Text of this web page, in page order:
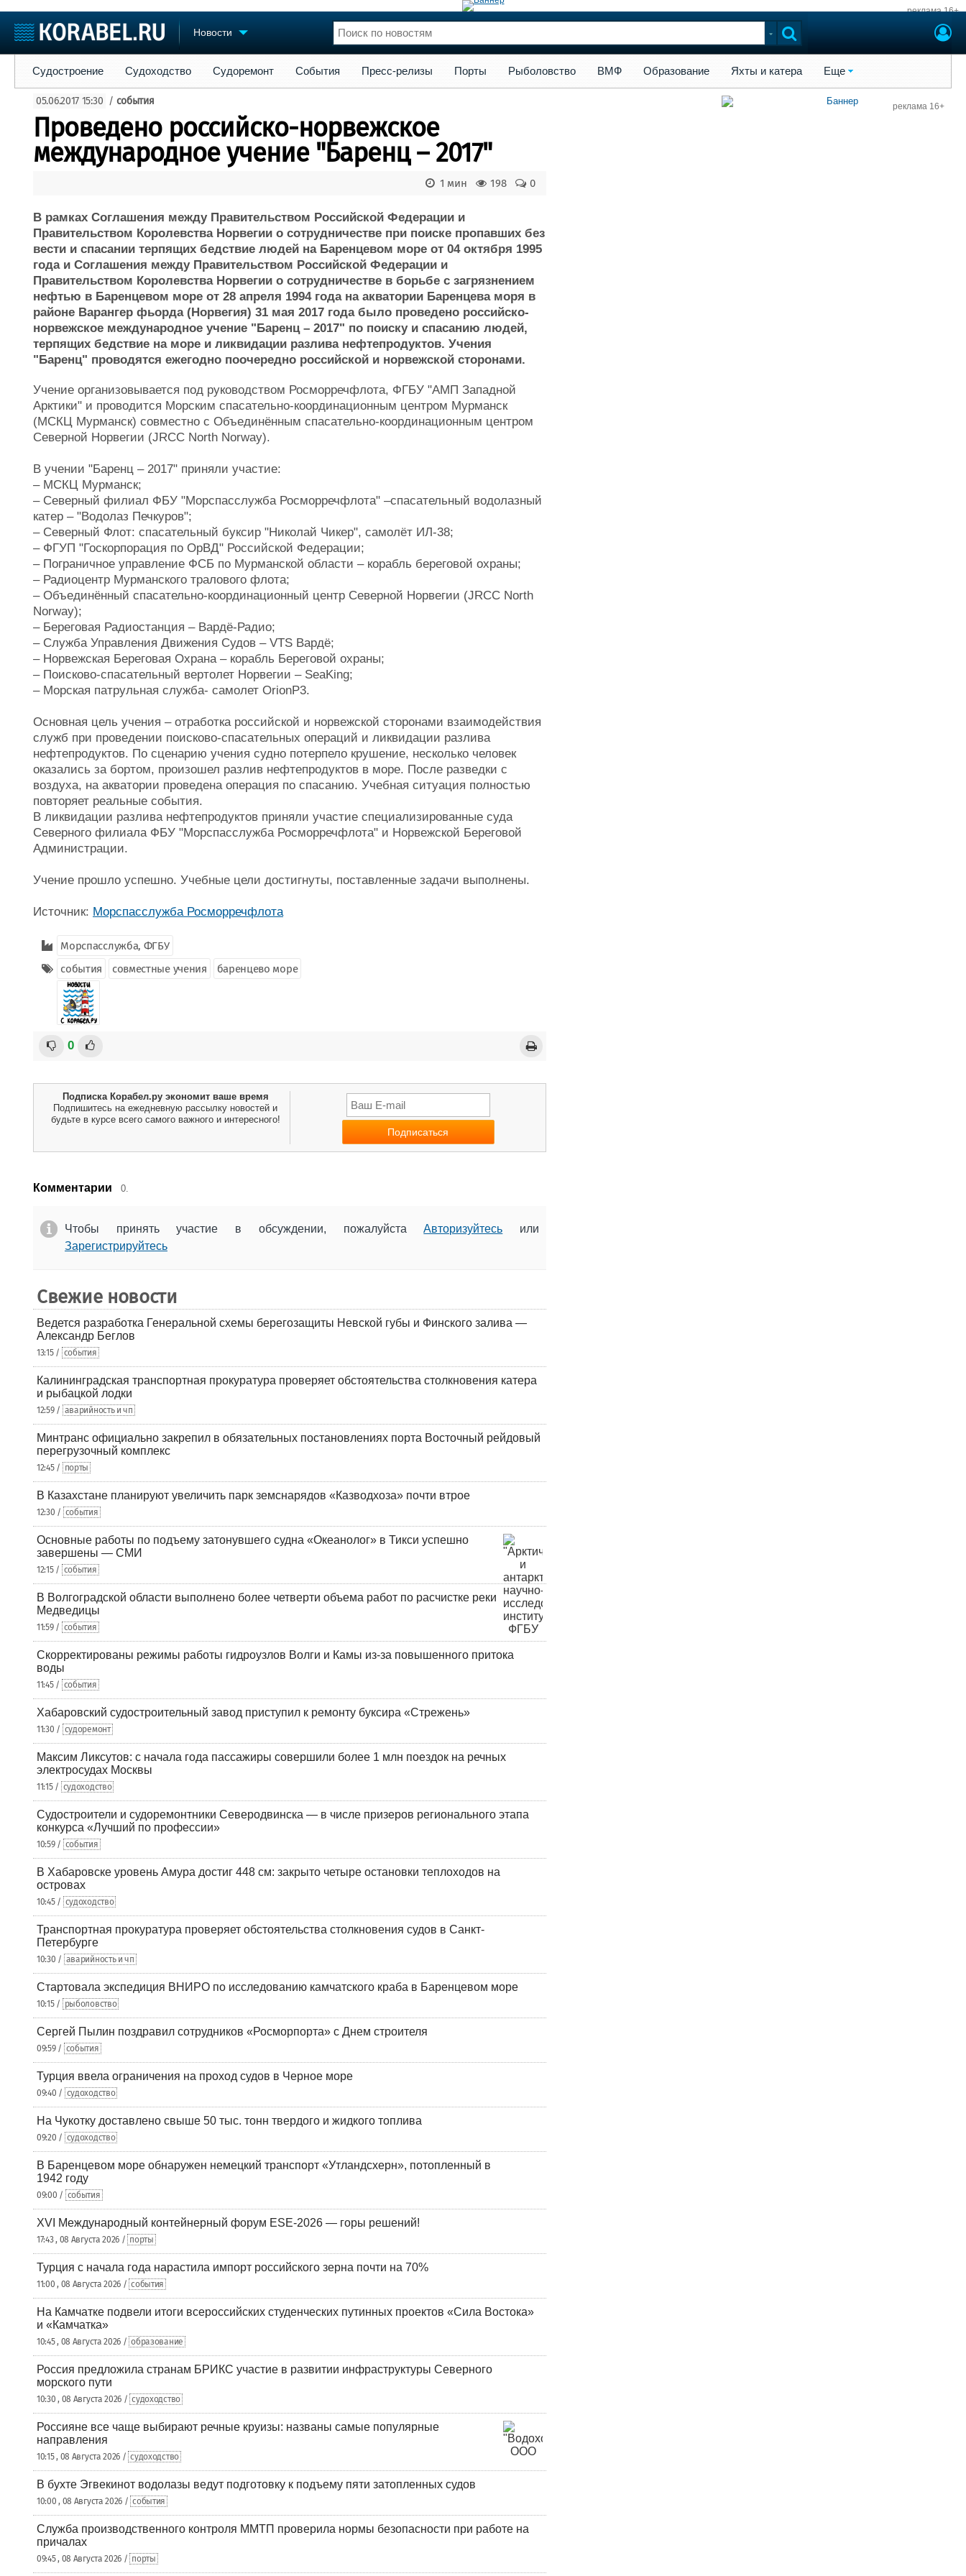
реклама 16+
Новости
Судостроение
Пульс
Новости
Компании
Репутация
Журнал
Реклама
Торговая площадка
Доска объявлений
Продажа флота
Оборудование
Изделия
Конференции
Личности
Словарь
Флот
Форум
Отзывы
Все службы
Судостроение Судоходство Судоремонт События Пресс-релизы Порты Рыболовство ВМФ Образование Яхты и катера Еще
05.06.2017 15:30 / события
Проведено российско-норвежское
международное учение "Баренц – 2017"
0
198
1 мин
В рамках Соглашения между Правительством Российской Федерации и
Правительством Королевства Норвегии о сотрудничестве при поиске пропавших без
вести и спасании терпящих бедствие людей на Баренцевом море от 04 октября 1995
года и Соглашения между Правительством Российской Федерации и
Правительством Королевства Норвегии о сотрудничестве в борьбе с загрязнением
нефтью в Баренцевом море от 28 апреля 1994 года на акватории Баренцева моря в
районе Варангер фьорда (Норвегия) 31 мая 2017 года было проведено российско-
норвежское международное учение "Баренц – 2017" по поиску и спасанию людей,
терпящих бедствие на море и ликвидации разлива нефтепродуктов. Учения
"Баренц" проводятся ежегодно поочередно российской и норвежской сторонами.
Учение организовывается под руководством Росморречфлота, ФГБУ "АМП Западной
Арктики" и проводится Морским спасательно-координационным центром Мурманск
(МСКЦ Мурманск) совместно с Объединённым спасательно-координационным центром
Северной Норвегии (JRCC North Norway).
В учении "Баренц – 2017" приняли участие:
– МСКЦ Мурманск;
– Северный филиал ФБУ "Морспасслужба Росморречфлота" –спасательный водолазный
катер – "Водолаз Печкуров";
– Северный Флот: спасательный буксир "Николай Чикер", самолёт ИЛ-38;
– ФГУП "Госкорпорация по ОрВД" Российской Федерации;
– Пограничное управление ФСБ по Мурманской области – корабль береговой охраны;
– Радиоцентр Мурманского тралового флота;
– Объединённый спасательно-координационный центр Северной Норвегии (JRCC North
Norway);
– Береговая Радиостанция – Вардё-Радио;
– Служба Управления Движения Судов – VTS Вардё;
– Норвежская Береговая Охрана – корабль Береговой охраны;
– Поисково-спасательный вертолет Норвегии – SeaKing;
– Морская патрульная служба- самолет OrionP3.
Основная цель учения – отработка российской и норвежской сторонами взаимодействия
служб при проведении поисково-спасательных операций и ликвидации разлива
нефтепродуктов. По сценарию учения судно потерпело крушение, несколько человек
оказались за бортом, произошел разлив нефтепродуктов в море. После разведки с
воздуха, на акватории проведена операция по спасанию. Учебная ситуация полностью
повторяет реальные события.
В ликвидации разлива нефтепродуктов приняли участие специализированные суда
Северного филиала ФБУ "Морспасслужба Росморречфлота" и Норвежской Береговой
Администрации.
Учение прошло успешно. Учебные цели достигнуты, поставленные задачи выполнены.
Источник: Морспасслужба Росморречфлота
Морспасслужба, ФГБУ
события
совместные учения баренцево море
0
Подписка Корабел.ру экономит ваше время
Подпишитесь на ежедневную рассылку новостей и
будьте в курсе всего самого важного и интересного!
Комментарии 0.
Чтобы принять участие в обсуждении, пожалуйстаАвторизуйтесь или
Зарегистрируйтесь
Свежие новости
Ведется разработка Генеральной схемы берегозащиты Невской губы и Финского залива —
Александр Беглов
13:15 / события
Калининградская транспортная прокуратура проверяет обстоятельства столкновения катера
и рыбацкой лодки
12:59 / аварийность и чп
Минтранс официально закрепил в обязательных постановлениях порта Восточный рейдовый
перегрузочный комплекс
12:45 / порты
В Казахстане планируют увеличить парк земснарядов «Казводхоза» почти втрое
12:30 / события
Основные работы по подъему затонувшего судна «Океанолог» в Тикси успешно
завершены — СМИ
12:15 / события
В Волгоградской области выполнено более четверти объема работ по расчистке реки
Медведицы
11:59 / события
Скорректированы режимы работы гидроузлов Волги и Камы из-за повышенного притока
воды
11:45 / события
Хабаровский судостроительный завод приступил к ремонту буксира «Стрежень»
11:30 / судоремонт
Максим Ликсутов: с начала года пассажиры совершили более 1 млн поездок на речных
электросудах Москвы
11:15 / судоходство
Судостроители и судоремонтники Северодвинска — в числе призеров регионального этапа
конкурса «Лучший по профессии»
10:59 / события
В Хабаровске уровень Амура достиг 448 см: закрыто четыре остановки теплоходов на
островах
10:45 / судоходство
Транспортная прокуратура проверяет обстоятельства столкновения судов в Санкт-
Петербурге
10:30 / аварийность и чп
Стартовала экспедиция ВНИРО по исследованию камчатского краба в Баренцевом море
10:15 / рыболовство
Сергей Пылин поздравил сотрудников «Росморпорта» с Днем строителя
09:59 / события
Турция ввела ограничения на проход судов в Черное море
09:40 / судоходство
На Чукотку доставлено свыше 50 тыс. тонн твердого и жидкого топлива
09:20 / судоходство
В Баренцевом море обнаружен немецкий транспорт «Утландсхерн», потопленный в
1942 году
09:00 / события
XVI Международный контейнерный форум ESE-2026 — горы решений!
17:43 , 08 Августа 2026 / порты
Турция с начала года нарастила импорт российского зерна почти на 70%
11:00 , 08 Августа 2026 / события
На Камчатке подвели итоги всероссийских студенческих путинных проектов «Сила Востока»
и «Камчатка»
10:45 , 08 Августа 2026 / образование
Россия предложила странам БРИКС участие в развитии инфраструктуры Северного
морского пути
10:30 , 08 Августа 2026 / судоходство
Россияне все чаще выбирают речные круизы: названы самые популярные
направления
10:15 , 08 Августа 2026 / судоходство
В бухте Эгвекинот водолазы ведут подготовку к подъему пяти затопленных судов
10:00 , 08 Августа 2026 / события
Служба производственного контроля ММТП проверила нормы безопасности при работе на
причалах
09:45 , 08 Августа 2026 / порты
реклама 16+